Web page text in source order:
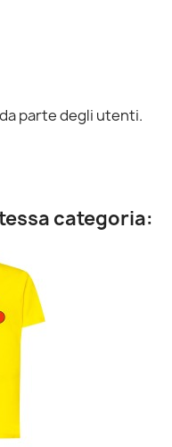
parte degli utenti.
categoria: